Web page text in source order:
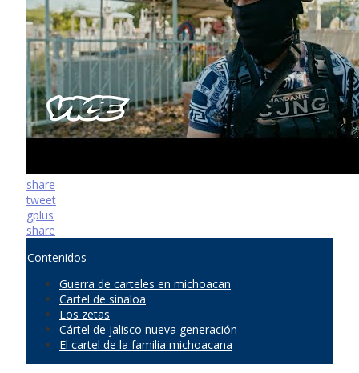
share
tweet
gplus
share
Contenidos
Guerra de carteles en michoacan
Cartel de sinaloa
Los zetas
Cártel de jalisco nueva generación
El cartel de la familia michoacana